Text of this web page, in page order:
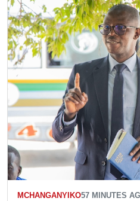
MCHANGANYIKO57 MINUTES